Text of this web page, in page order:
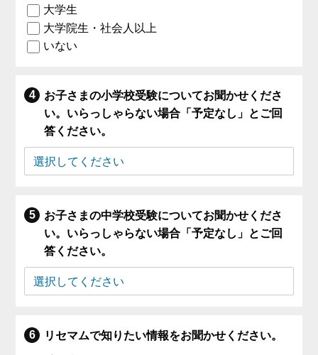
大学生
大学院生・社会人以上
いない
お子さまの小学校受験についてお聞かせくださ
い。いらっしゃらない場合「予定なし」とご回
答ください。
お子さまの中学校受験についてお聞かせくださ
い。いらっしゃらない場合「予定なし」とご回
答ください。
リセマムで知りたい情報をお聞かせください。